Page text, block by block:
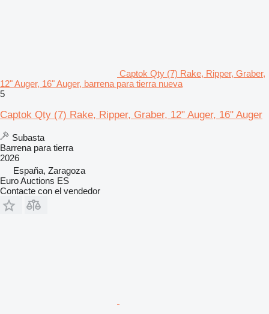
Captok Qty (7) Rake, Ripper, Graber,
12" Auger, 16" Auger, barrena para tierra nueva
5
Captok Qty (7) Rake, Ripper, Graber, 12" Auger, 16" Auger
Subasta
Barrena para tierra
2026
España, Zaragoza
Euro Auctions ES
Contacte con el vendedor